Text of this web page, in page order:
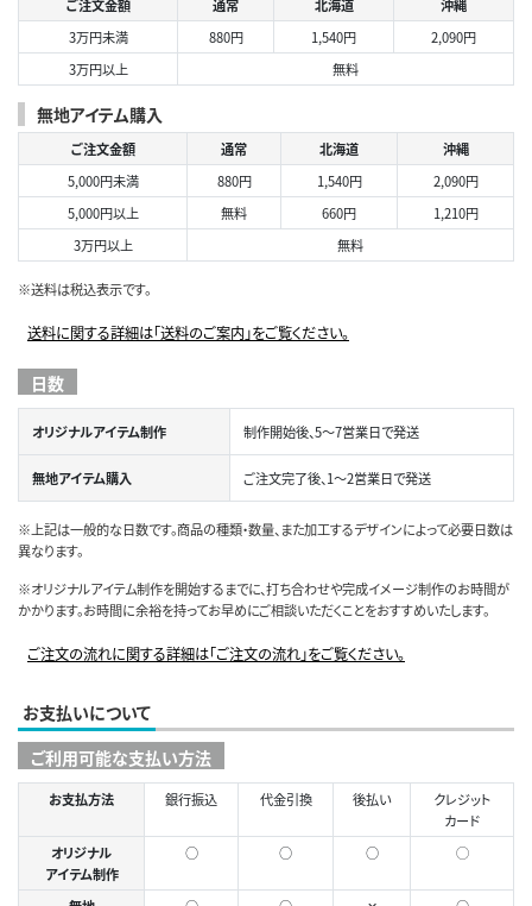
ご注文金額 通常 北海道
沖縄
3万円未満
880円 1,540円
2,090円
3万円以上
無料
無地アイテム購入
ご注文金額 通常 北海道
沖縄
5,000円未満
880円 1,540円
2,090円
5,000円以上
無料 660円
1,210円
3万円以上
無料
※送料は税込表示です。
送料に関する詳細は「送料のご案内」をご覧ください。
日数
オリジナルアイテム制作 制作開始後、5～7営業日で発送
無地アイテム購入 ご注文完了後、1～2営業日で発送
※上記は一般的な日数です。商品の種類・数量、また加工するデザインによって必要日数は
異なります。
※オリジナルアイテム制作を開始するまでに、打ち合わせや完成イメージ制作のお時間が
かかります。お時間に余裕を持ってお早めにご相談いただくことをおすすめいたします。
ご注文の流れに関する詳細は「ご注文の流れ」をご覧ください。
お支払いについて
ご利用可能な支払い方法
お支払方法 銀行振込 代金引換 後払い
クレジット
カード
オリジナル
アイテム制作
○ ○ ○ ◯